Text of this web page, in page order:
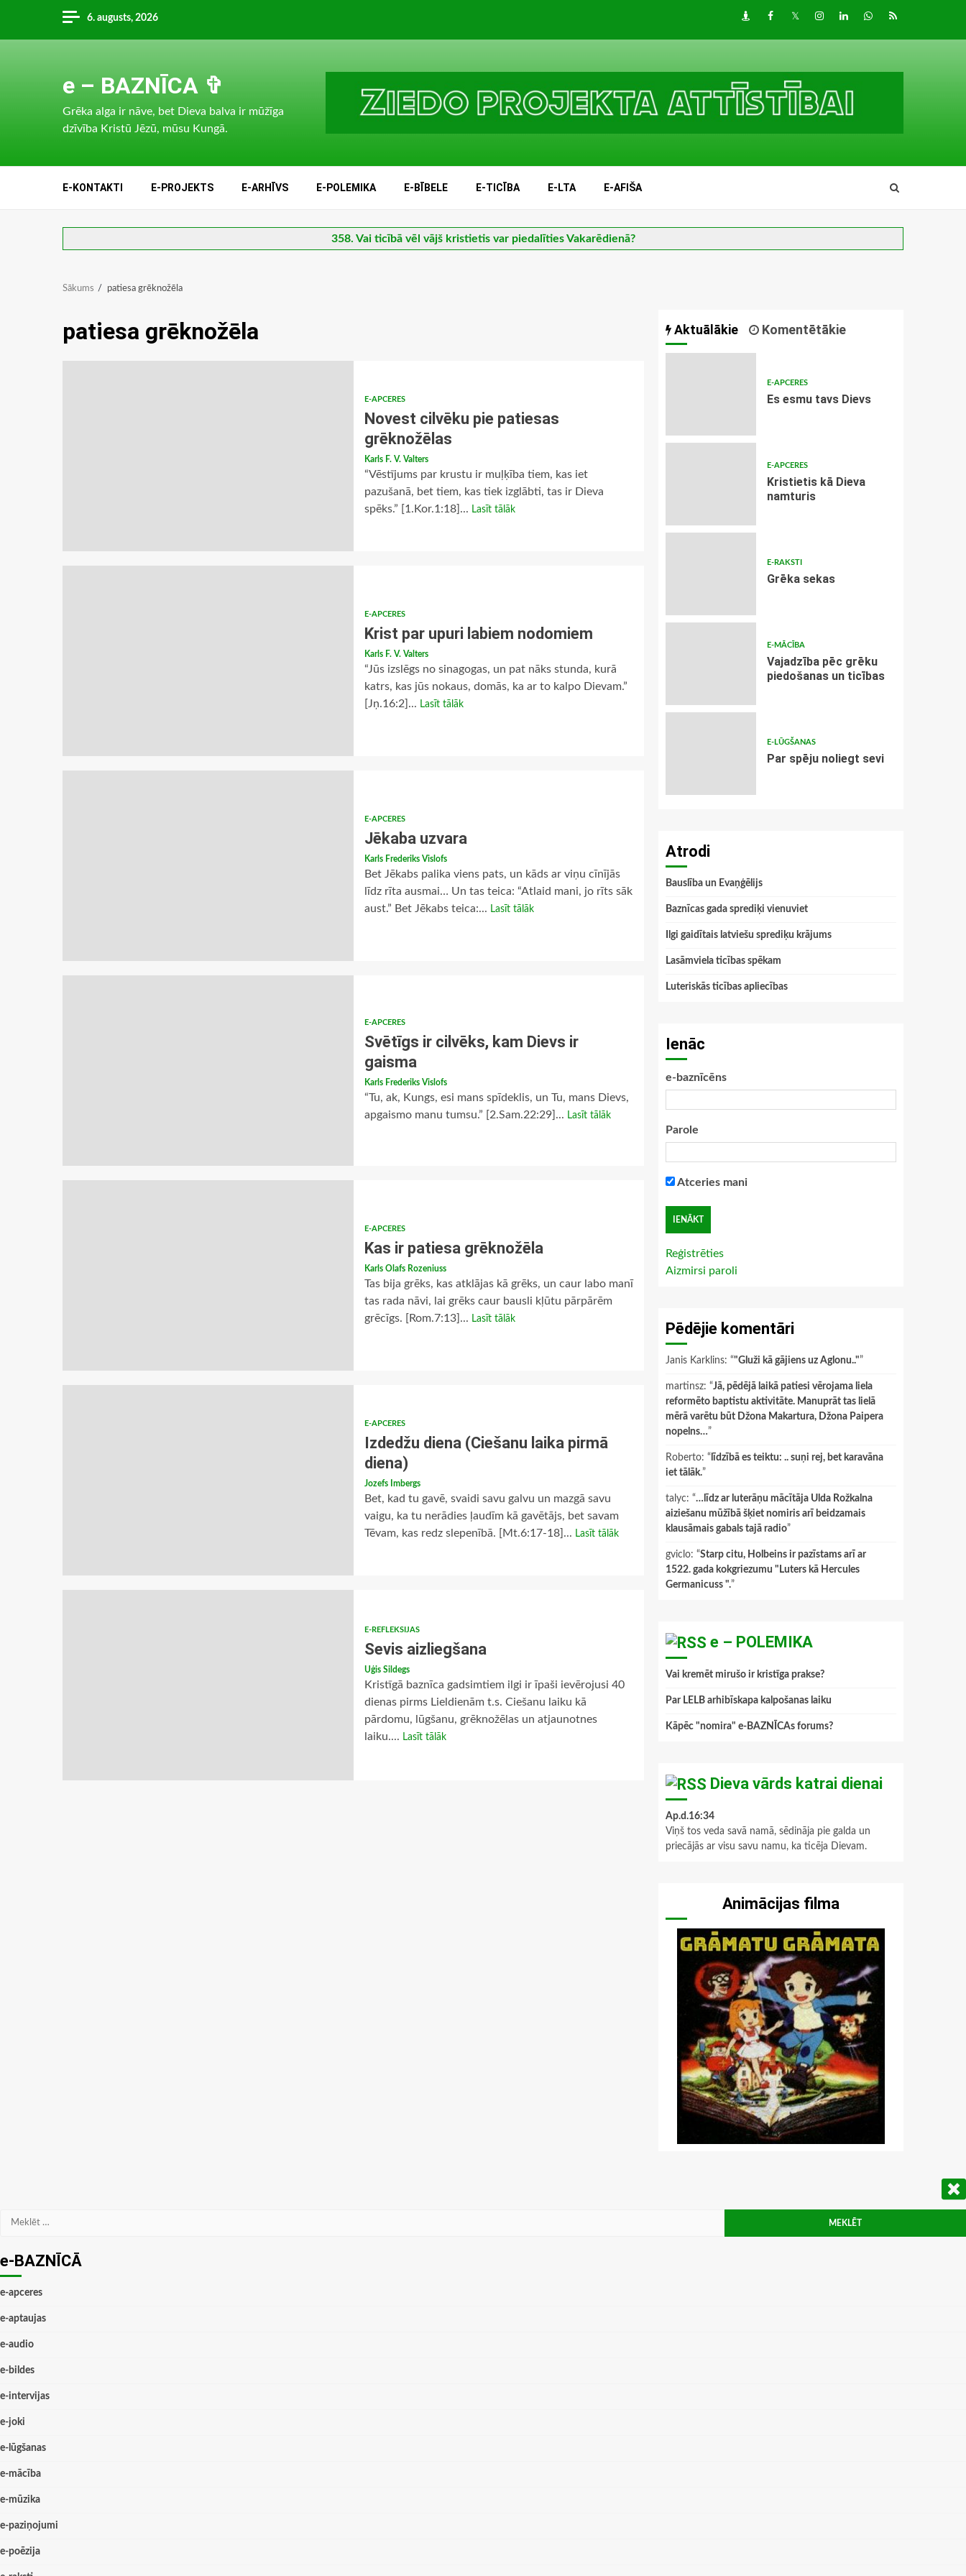
content
6. augusts, 2026 DraugiemFacebook
TwitterInstagram
LinkedInwhatsapp
RSS
e – BAZNĪCA ✞
Grēka alga ir nāve, bet Dieva balva ir mūžīga
dzīvība Kristū Jēzū, mūsu Kungā.
E-KONTAKTI E-PROJEKTS E-ARHĪVS E-POLEMIKA E-BĪBELE E-TICĪBA E-LTA E-AFIŠA
358. Vai ticībā vēl vājš kristietis var piedalīties Vakarēdienā?
Sākums patiesa grēknožēla
patiesa grēknožēla
E-APCERES
Novest cilvēku pie patiesas
grēknožēlas
Karls F. V. Valters
“Vēstījums par krustu ir muļķība tiem, kas iet
pazušanā, bet tiem, kas tiek izglābti, tas ir Dieva
spēks.” [1.Kor.1:18]... Lasīt tālāk
E-APCERES
Krist par upuri labiem nodomiem
Karls F. V. Valters
“Jūs izslēgs no sinagogas, un pat nāks stunda, kurā
katrs, kas jūs nokaus, domās, ka ar to kalpo Dievam.”
[Jņ.16:2]... Lasīt tālāk
E-APCERES
Jēkaba uzvara
Karls Frederiks Vislofs
Bet Jēkabs palika viens pats, un kāds ar viņu cīnījās
līdz rīta ausmai… Un tas teica: “Atlaid mani, jo rīts sāk
aust.” Bet Jēkabs teica:... Lasīt tālāk
E-APCERES
Svētīgs ir cilvēks, kam Dievs ir
gaisma
Karls Frederiks Vislofs
“Tu, ak, Kungs, esi mans spīdeklis, un Tu, mans Dievs,
apgaismo manu tumsu.” [2.Sam.22:29]... Lasīt tālāk
E-APCERES
Kas ir patiesa grēknožēla
Karls Olafs Rozeniuss
Tas bija grēks, kas atklājas kā grēks, un caur labo manī
tas rada nāvi, lai grēks caur bausli kļūtu pārpārēm
grēcīgs. [Rom.7:13]... Lasīt tālāk
E-APCERES
Izdedžu diena (Ciešanu laika pirmā
diena)
Jozefs Imbergs
Bet, kad tu gavē, svaidi savu galvu un mazgā savu
vaigu, ka tu nerādies ļaudīm kā gavētājs, bet savam
Tēvam, kas redz slepenībā. [Mt.6:17-18]... Lasīt tālāk
E-REFLEKSIJAS
Sevis aizliegšana
Uģis Sildegs
Kristīgā baznīca gadsimtiem ilgi ir īpaši ievērojusi 40
dienas pirms Lieldienām t.s. Ciešanu laiku kā
pārdomu, lūgšanu, grēknožēlas un atjaunotnes
laiku.... Lasīt tālāk
Aktuālākie Komentētākie
E-APCERES
Es esmu tavs Dievs
E-APCERES
Kristietis kā Dieva
namturis
E-RAKSTI
Grēka sekas
E-MĀCĪBA
Vajadzība pēc grēku
piedošanas un ticības
E-LŪGŠANAS
Par spēju noliegt sevi
Atrodi
Bauslība un Evaņģēlijs
Baznīcas gada sprediķi vienuviet
Ilgi gaidītais latviešu sprediķu krājums
Lasāmviela ticības spēkam
Luteriskās ticības apliecības
Ienāc
e-baznīcēns
Parole
Atceries mani
Reģistrēties
Aizmirsi paroli
Pēdējie komentāri
Janis Karklins: “"Gluži kā gājiens uz Aglonu.."”
martinsz: “Jā, pēdējā laikā patiesi vērojama liela
reformēto baptistu aktivitāte. Manuprāt tas lielā
mērā varētu būt Džona Makartura, Džona Paipera
nopelns…”
Roberto: “ līdzībā es teiktu: .. suņi rej, bet karavāna
iet tālāk.”
talyc: “…līdz ar luterāņu mācītāja Ulda Rožkalna
aiziešanu mūžībā šķiet nomiris arī beidzamais
klausāmais gabals tajā radio”
gviclo: “Starp citu, Holbeins ir pazīstams arī ar
1522. gada kokgriezumu "Luters kā Hercules
Germanicuss ".”
e – POLEMIKA
Vai kremēt mirušo ir kristīga prakse?
Par LELB arhibīskapa kalpošanas laiku
Kāpēc "nomira" e-BAZNĪCAs forums?
Dieva vārds katrai dienai
Ap.d.16:34
Viņš tos veda savā namā, sēdināja pie galda un
priecājās ar visu savu namu, ka ticēja Dievam.
Animācijas filma
Meklēt:
e-BAZNĪCĀ
e-apceres
e-aptaujas
e-audio
e-bildes
e-intervijas
e-joki
e-lūgšanas
e-mācība
e-mūzika
e-paziņojumi
e-poēzija